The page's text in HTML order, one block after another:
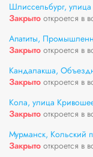
Шлиссельбург,
Закрыто откроется в
Апатиты,
Закрыто откроется в
Кандалакша,
Закрыто откроется в
Кола, улица
Закрыто откроется в
Мурманск, Кольский
Закрыто откроется в